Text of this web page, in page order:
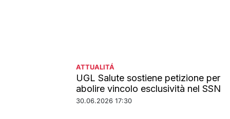
ATTUALITÁ
UGL Salute sostiene petizione per
abolire vincolo esclusività nel SSN
30.06.2026 17:30